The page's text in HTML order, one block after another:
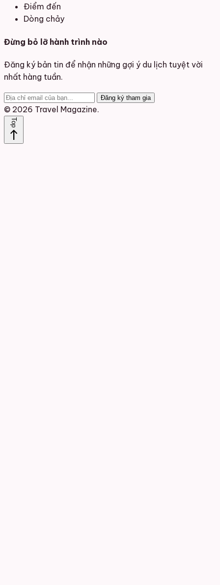
Điểm đến
Dòng chảy
Đừng bỏ lỡ hành trình nào
Đăng ký bản tin để nhận những gợi ý du lịch tuyệt vời
nhất hàng tuần.
Đăng ký tham gia
© 2026 Travel Magazine.
Top
north